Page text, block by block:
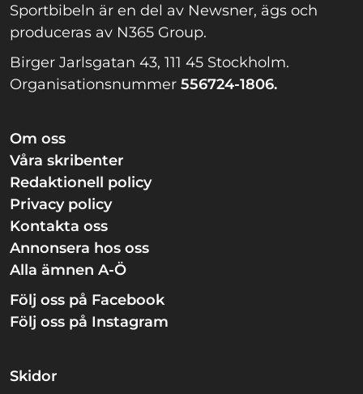
Sportbibeln är en del av Newsner, ägs och
produceras av N365 Group.
Birger Jarlsgatan 43, 111 45 Stockholm.
Organisationsnummer 556724-1806.
Om oss
Våra skribenter
Redaktionell policy
Privacy policy
Kontakta oss
Annonsera hos oss
Alla ämnen A-Ö
Följ oss på Facebook
Följ oss på Instagram
Skidor